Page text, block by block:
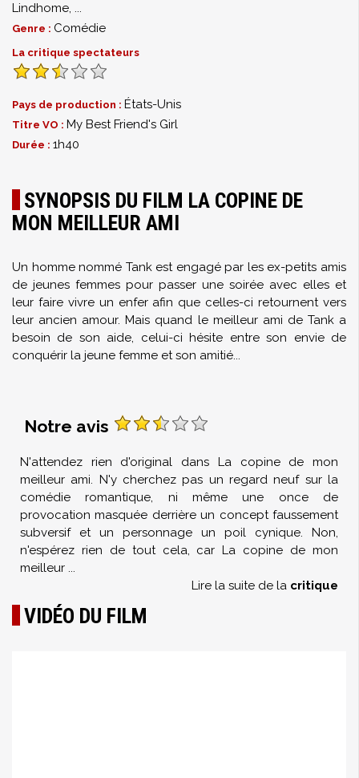
Lindhome, ...
Genre : Comédie
La critique spectateurs
Pays de production : États-Unis
Titre VO : My Best Friend's Girl
Durée : 1h40
SYNOPSIS DU FILM LA COPINE DE
MON MEILLEUR AMI
Un homme nommé Tank est engagé par les ex-petits amis
de jeunes femmes pour passer une soirée avec elles et
leur faire vivre un enfer afin que celles-ci retournent vers
leur ancien amour. Mais quand le meilleur ami de Tank a
besoin de son aide, celui-ci hésite entre son envie de
conquérir la jeune femme et son amitié...
Notre avis
N'attendez rien d'original dans La copine de mon
meilleur ami. N'y cherchez pas un regard neuf sur la
comédie romantique, ni même une once de
provocation masquée derrière un concept faussement
subversif et un personnage un poil cynique. Non,
n'espérez rien de tout cela, car La copine de mon
meilleur ...
Lire la suite de la critique
VIDÉO DU FILM